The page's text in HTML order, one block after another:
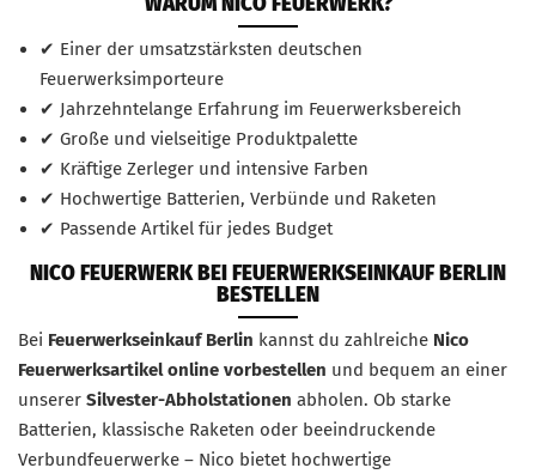
✔ Einer der umsatzstärksten deutschen
Feuerwerksimporteure
✔ Jahrzehntelange Erfahrung im Feuerwerksbereich
✔ Große und vielseitige Produktpalette
✔ Kräftige Zerleger und intensive Farben
✔ Hochwertige Batterien, Verbünde und Raketen
✔ Passende Artikel für jedes Budget
NICO FEUERWERK BEI FEUERWERKSEINKAUF BERLIN
BESTELLEN
Bei Feuerwerkseinkauf Berlin kannst du zahlreiche Nico
Feuerwerksartikel online vorbestellen und bequem an einer
unserer Silvester-Abholstationen abholen. Ob starke
Batterien, klassische Raketen oder beeindruckende
Verbundfeuerwerke – Nico bietet hochwertige